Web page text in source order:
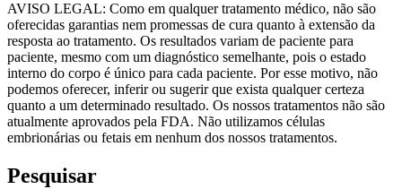
AVISO LEGAL: Como em qualquer tratamento médico, não são
oferecidas garantias nem promessas de cura quanto à extensão da
resposta ao tratamento. Os resultados variam de paciente para
paciente, mesmo com um diagnóstico semelhante, pois o estado
interno do corpo é único para cada paciente. Por esse motivo, não
podemos oferecer, inferir ou sugerir que exista qualquer certeza
quanto a um determinado resultado. Os nossos tratamentos não são
atualmente aprovados pela FDA. Não utilizamos células
embrionárias ou fetais em nenhum dos nossos tratamentos.
Pesquisar